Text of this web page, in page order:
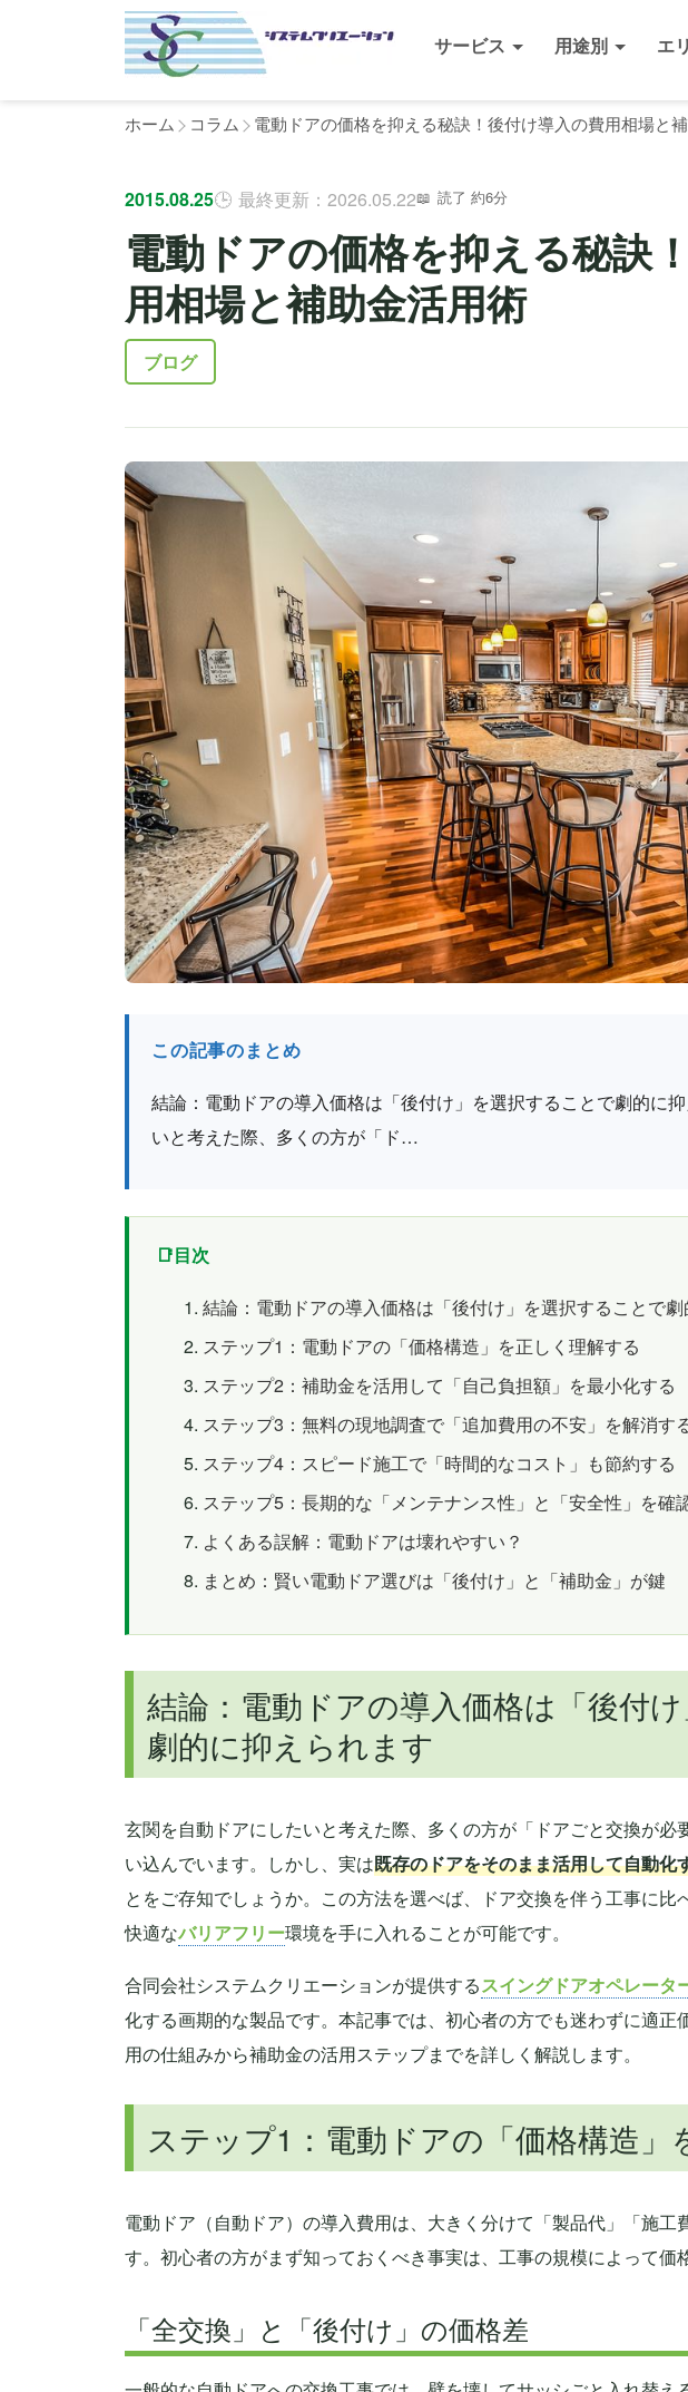
サービス 用途別 エ
ホーム コラム 電動ドアの価格を抑える秘訣！後付け導入の費用相場と
2015.08.25 最終更新：2026.05.22 読了 約6分
電動ドアの価格を抑える秘訣
用相場と補助金活用術
ブログ
この記事のまとめ
結論：電動ドアの導入価格は「後付け」を選択することで劇的に
いと考えた際、多くの方が「ド…
目次
結論：電動ドアの導入価格は「後付け」を選択することで
ステップ1：電動ドアの「価格構造」を正しく理解する
ステップ2：補助金を活用して「自己負担額」を最小化する
ステップ3：無料の現地調査で「追加費用の不安」を解消す
ステップ4：スピード施工で「時間的なコスト」も節約する
ステップ5：長期的な「メンテナンス性」と「安全性」を確
よくある誤解：電動ドアは壊れやすい？
まとめ：賢い電動ドア選びは「後付け」と「補助金」が鍵
結論：電動ドアの導入価格は「後付
劇的に抑えられます
玄関を自動ドアにしたいと考えた際、多くの方が「ドアごと交換が必
い込んでいます。しかし、実は既存のドアをそのまま活用して自動化
とをご存知でしょうか。この方法を選べば、ドア交換を伴う工事に
快適なバリアフリー環境を手に入れることが可能です。
合同会社システムクリエーションが提供するスイングドアオペレータ
化する画期的な製品です。本記事では、初心者の方でも迷わずに適
用の仕組みから補助金の活用ステップまでを詳しく解説します。
ステップ1：電動ドアの「価格構造」
電動ドア（自動ドア）の導入費用は、大きく分けて「製品代」「施工
す。初心者の方がまず知っておくべき事実は、工事の規模によって価
「全交換」と「後付け」の価格差